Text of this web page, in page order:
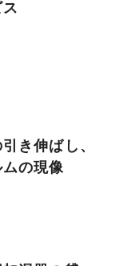
き伸ばし、
の現像